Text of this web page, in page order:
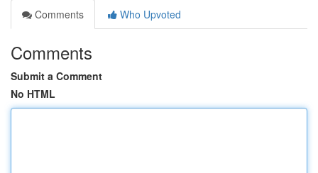
Comments
Who Upvoted
Comments
Submit a Comment
No HTML